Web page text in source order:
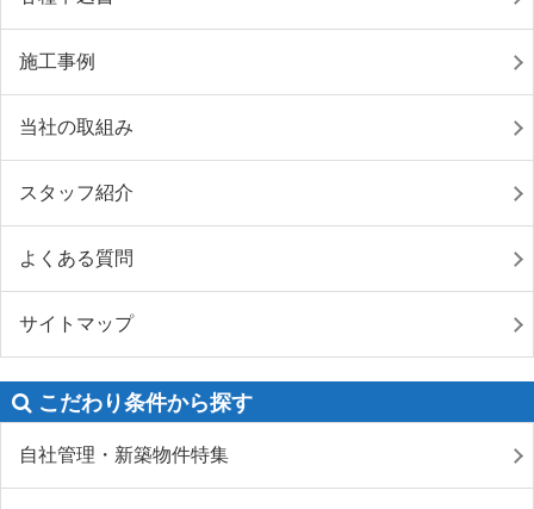
施工事例
当社の取組み
スタッフ紹介
よくある質問
サイトマップ
こだわり条件から探す
自社管理・新築物件特集